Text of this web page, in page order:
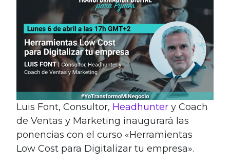
Luis Font, Consultor, Headhunter y Coach
de Ventas y Marketing inaugurará las
ponencias con el curso «Herramientas
Low Cost para Digitalizar tu empresa».